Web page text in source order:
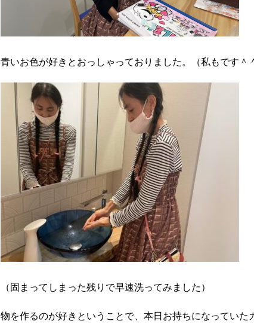
青いお色が好きとおっしゃっておりました。（私もです＾
（固まってしまった残りで早速洗ってみました）
物を作るのが好きということで、本日お持ちになっていた